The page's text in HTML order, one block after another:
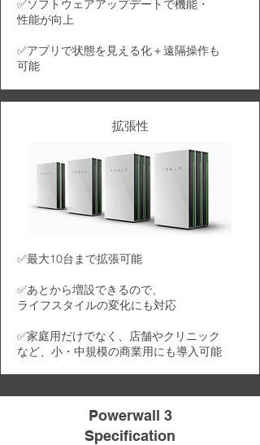
​✅ソフトウェアアップデートで機能・
性能が向上​​
✅アプリで状態を見える化＋遠隔操作も
可能
拡張性
✅最大10台まで拡張可能
✅あとから増設できるので、
ライフスタイルの変化にも対応
✅家庭用だけでなく、店舗やクリニック
など、小・中規模の商業用にも導入可能​
Powerwall 3
Specification